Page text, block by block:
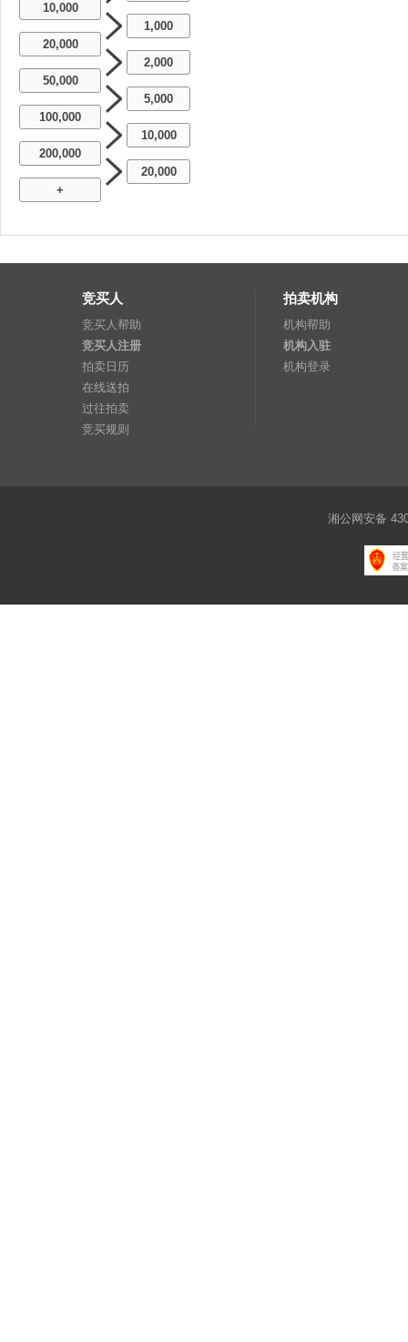
10,000
1,000
20,000
2,000
50,000
5,000
100,000
10,000
200,000
20,000
+
竞买人
竞买人帮助
竞买人注册
拍卖日历
在线送拍
过往拍卖
竞买规则
拍卖机构
机构帮助
机构入驻
机构登录
湘公网安备